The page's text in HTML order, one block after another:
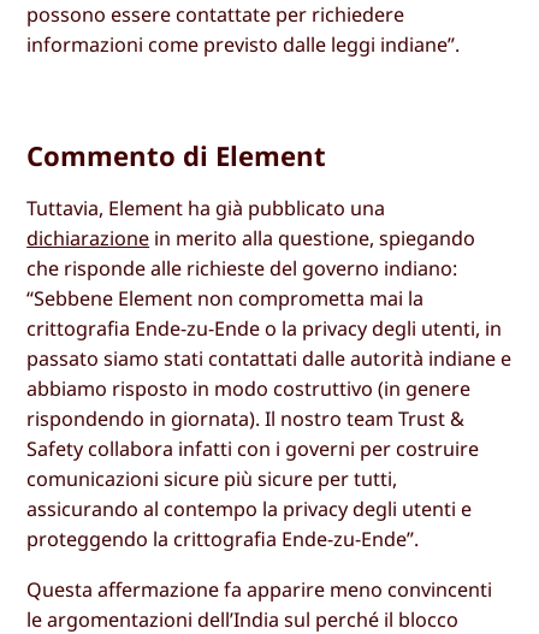
possono essere contattate per richiedere
informazioni come previsto dalle leggi indiane”.
Commento di Element
Tuttavia, Element ha già pubblicato una
dichiarazione in merito alla questione, spiegando
che risponde alle richieste del governo indiano:
“Sebbene Element non comprometta mai la
crittografia Ende-zu-Ende o la privacy degli utenti, in
passato siamo stati contattati dalle autorità indiane e
abbiamo risposto in modo costruttivo (in genere
rispondendo in giornata). Il nostro team Trust &
Safety collabora infatti con i governi per costruire
comunicazioni sicure più sicure per tutti,
assicurando al contempo la privacy degli utenti e
proteggendo la crittografia Ende-zu-Ende”.
Questa affermazione fa apparire meno convincenti
le argomentazioni dell’India sul perché il blocco